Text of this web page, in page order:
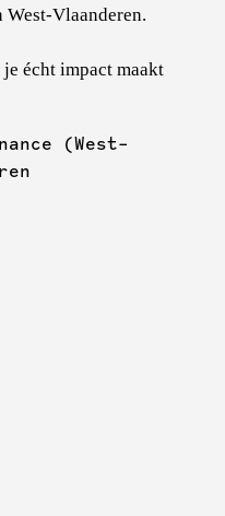
Vlaanderen.
écht impact maakt
(West-